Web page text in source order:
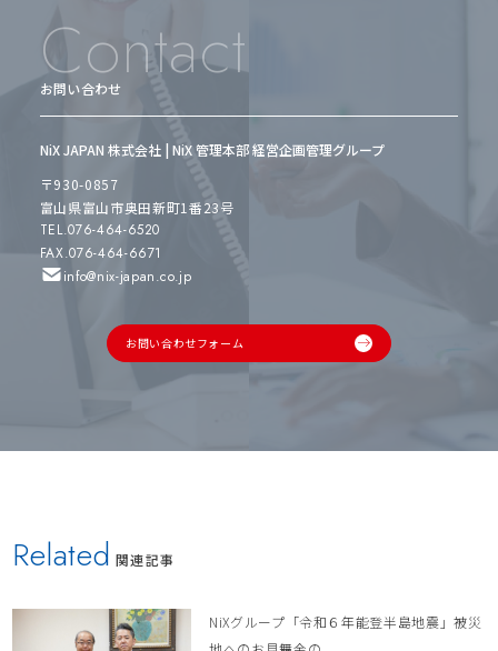
Contact
お問い合わせ
NiX JAPAN 株式会社 | NiX 管理本部 経営企画管理グループ
〒930-0857
富山県富山市奥田新町1番23号
TEL.076-464-6520
FAX.076-464-6671
info@nix-japan.co.jp
お問い合わせフォーム
Related 関連記事
NiXグループ「令和６年能登半島地震」被災